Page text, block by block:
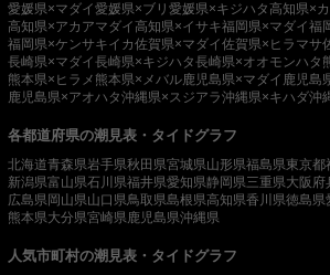
愛媛県×マダイ愛媛県×ブリ 愛媛県×キジハタ高知県×
高知県×アカアマダイ高知県×イサキ福岡県×マダイ福
福岡県×ケンサキイカ佐賀県×マダイ佐賀県×ヒラマサ
長崎県×マダイ長崎県×キジハタ長崎県×オオモンハタ
熊本県×ヒラメ 熊本県×メバル鹿児島県×マダイ 鹿児島
鹿児島県×アオハタ沖縄県×スジアラ沖縄県×キハダ沖
各都道府県の潮見表・タイドグラフ
北海道青森県岩手県秋田県宮城県山形県福島県東京都
新潟県富山県石川県福井県愛知県静岡県三重県大阪府
広島県岡山県山口県鳥取県島根県高知県香川県徳島県
熊本県大分県宮崎県鹿児島県沖縄県
人気市町村の潮見表・タイドグラフ